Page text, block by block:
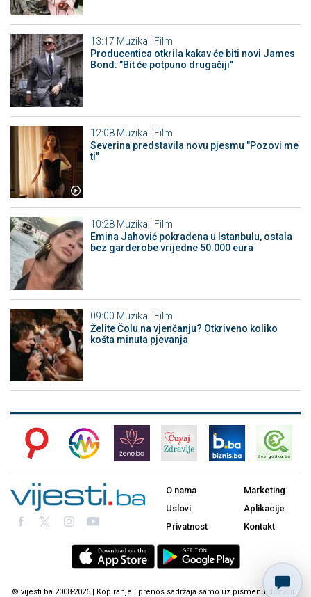
13:17 Muzika i Film
Producentica otkrila kakav će biti novi James
Bond: "Bit će potpuno drugačiji"
12:08 Muzika i Film
Severina predstavila novu pjesmu "Pozovi me
ti"
10:28 Muzika i Film
Emina Jahović pokradena u Istanbulu, ostala
bez garderobe vrijedne 50.000 eura
09:00 Muzika i Film
Želite Čolu na vjenčanju? Otkriveno koliko
košta minuta pjevanja
O nama
Uslovi
Privatnost
Marketing
Aplikacije
Kontakt
© vijesti.ba 2008-2026 | Kopiranje i prenos sadržaja samo uz pismenu dozvolu.